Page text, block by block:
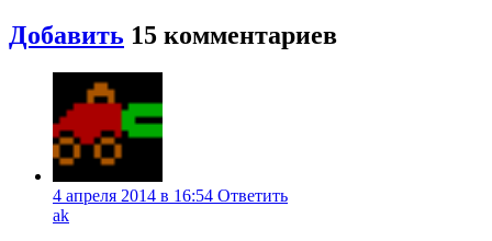
Добавить 15 комментариев
4 апреля 2014 в 16:54 Ответить
ak